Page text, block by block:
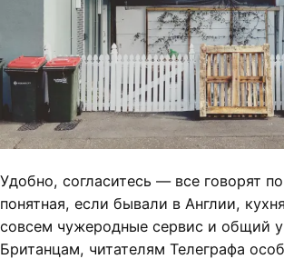
Удобно, согласитесь — все говорят
понятная, если бывали в Англии,
совсем чужеродные сервис и общий
Британцам, читателям Телеграфа